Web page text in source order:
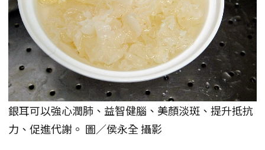
銀耳可以強心潤肺、益智健腦、美顏淡斑、提升抵抗
力、促進代謝。 圖／侯永全 攝影